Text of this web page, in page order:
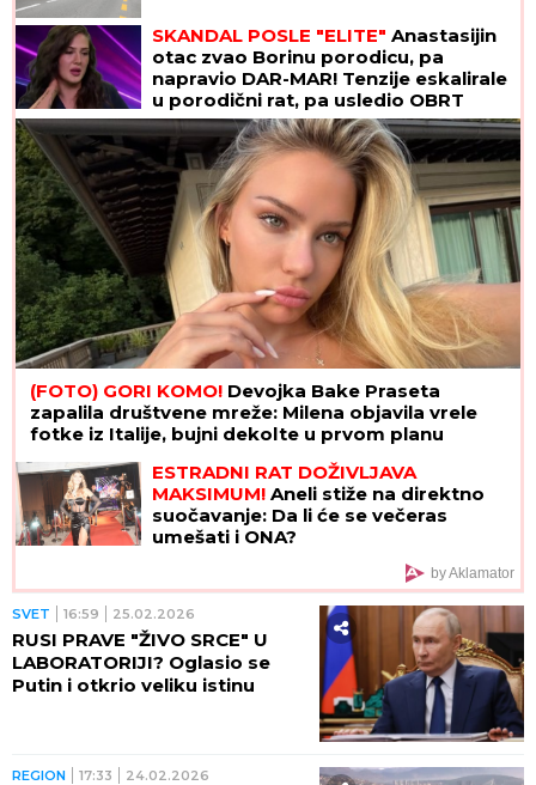
SKANDAL POSLE "ELITE" Anastasijin
otac zvao Borinu porodicu, pa
napravio DAR-MAR! Tenzije eskalirale
u porodični rat, pa usledio OBRT
(FOTO) GORI KOMO! Devojka Bake Praseta
zapalila društvene mreže: Milena objavila vrele
fotke iz Italije, bujni dekolte u prvom planu
ESTRADNI RAT DOŽIVLJAVA
MAKSIMUM! Aneli stiže na direktno
suočavanje: Da li će se večeras
umešati i ONA?
by Aklamator
SVET 16:59 25.02.2026
RUSI PRAVE "ŽIVO SRCE" U
LABORATORIJI? Oglasio se
Putin i otkrio veliku istinu
REGION 17:33 24.02.2026